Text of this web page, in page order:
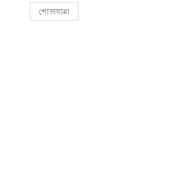
শোভাযাত্রা